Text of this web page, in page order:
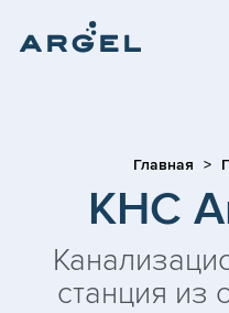
Главная
КНС
станция из